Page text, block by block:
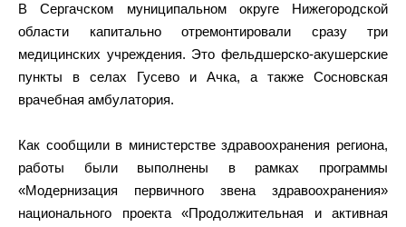
В Сергачском муниципальном округе Нижегородской
области капитально отремонтировали сразу три
медицинских учреждения. Это фельдшерско-акушерские
пункты в селах Гусево и Ачка, а также Сосновская
врачебная амбулатория.
Как сообщили в министерстве здравоохранения региона,
работы были выполнены в рамках программы
«Модернизация первичного звена здравоохранения»
национального проекта «Продолжительная и активная